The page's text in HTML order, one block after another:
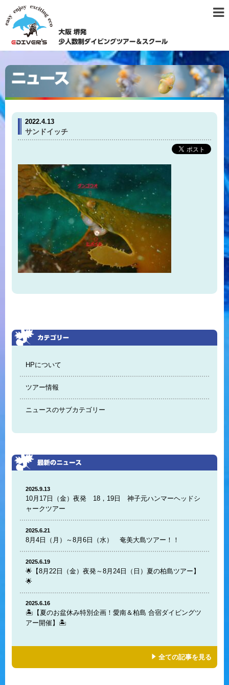
2022.4.13
サンドイッチ
HPについて
ツアー情報
ニュースのサブカテゴリー
2025.9.13
10月17日（金）夜発 18，19日 神子元ハンマーヘッドシ
ャークツアー
2025.6.21
8月4日（月）～8月6日（水） 奄美大島ツアー！！
2025.6.19
🌟【8月22日（金）夜発～8月24日（日）夏の柏島ツアー】
🌟
2025.6.16
🏝️【夏のお盆休み特別企画！愛南＆柏島 合宿ダイビングツ
アー開催】🏝️
全ての記事を見る